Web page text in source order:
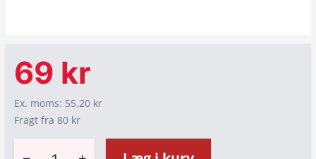
69 kr
Ex. moms: 55,20 kr
Fragt fra 80 kr